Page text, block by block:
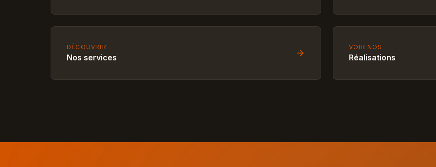
DÉCOUVRIR
Nos services
VOIR NOS
Réalisations